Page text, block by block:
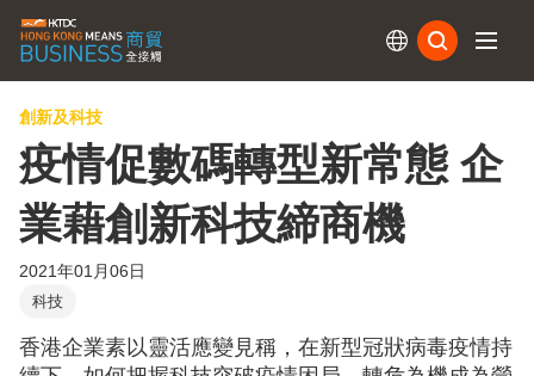
創新及科技
疫情促數碼轉型新常態 企
業藉創新科技締商機
2021年01月06日
科技
香港企業素以靈活應變見稱，在新型冠狀病毒疫情持